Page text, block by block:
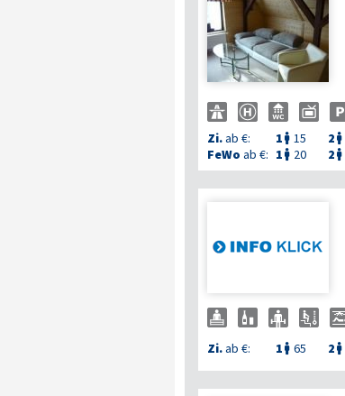
Zi.ab €: 1  15 2 
FeWo ab €: 1  20 2 
Zi.ab €: 1  65 2 